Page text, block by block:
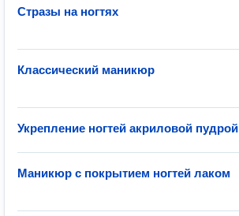
Стразы на ногтях
Классический маникюр
Укрепление ногтей акриловой пудрой
Маникюр с покрытием ногтей лаком